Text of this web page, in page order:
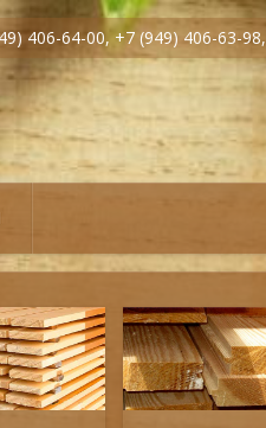
406-64-00, +7 (949) 406-63-